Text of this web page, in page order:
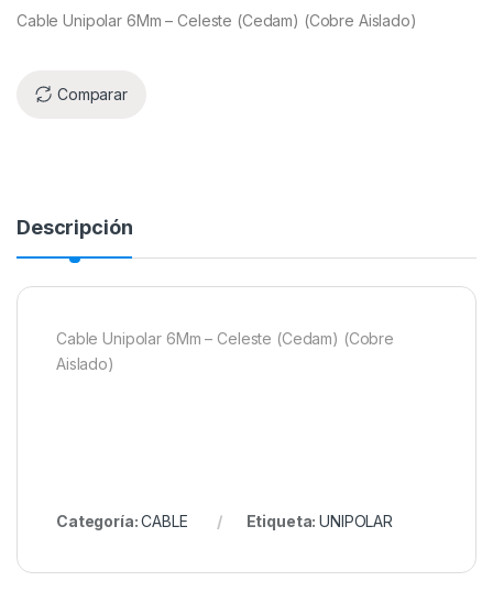
Cable Unipolar 6Mm – Celeste (Cedam) (Cobre Aislado)
Comparar
Descripción
Cable Unipolar 6Mm – Celeste (Cedam) (Cobre
Aislado)
Categoría:CABLE Etiqueta:UNIPOLAR